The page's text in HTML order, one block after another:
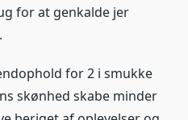
for at genkalde jer
for 2 i smukke
skønhed skabe minder